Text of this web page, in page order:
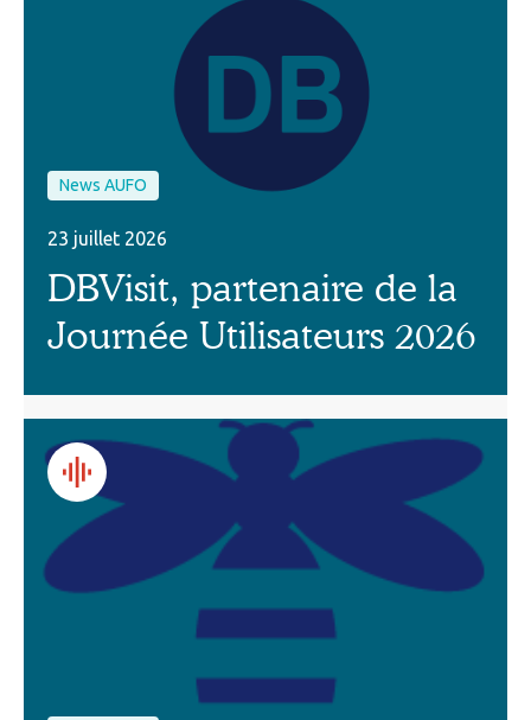
News AUFO
23 juillet 2026
DBVisit, partenaire de la
Journée Utilisateurs 2026